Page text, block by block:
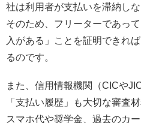
社は利用者が支払いを滞納し
そのため、フリーターであっ
入がある」ことを証明できれ
るのです。
また、信用情報機関（CICや
「支払い履歴」も大切な審査材
スマホ代や奨学金、過去のカ